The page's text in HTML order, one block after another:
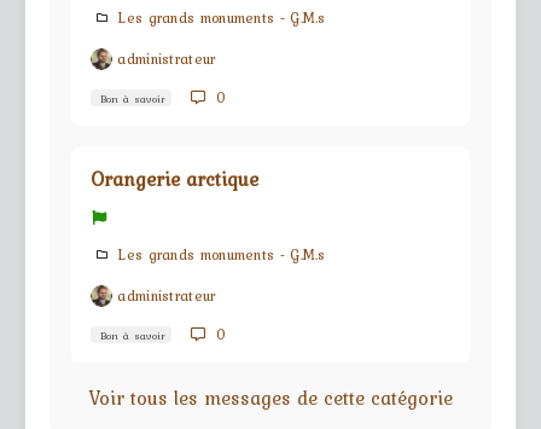
Les grands monuments - G.M.s
administrateur
Bon à savoir 0
Orangerie arctique
Les grands monuments - G.M.s
administrateur
Bon à savoir 0
Voir tous les messages de cette catégorie